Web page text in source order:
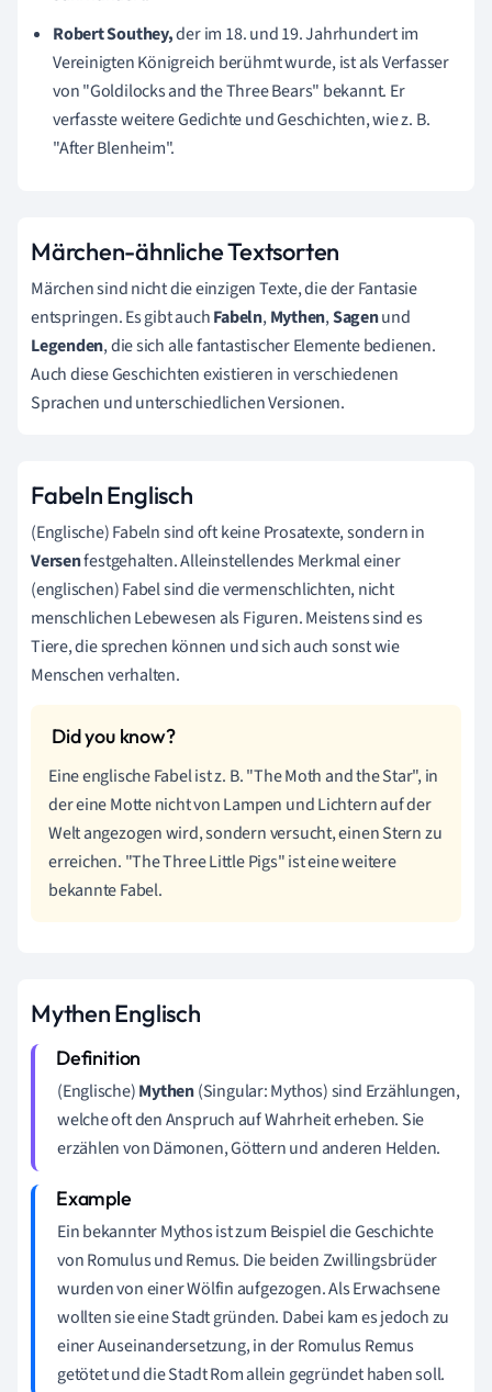
Robert Southey,der im 18. und 19. Jahrhundert im
Vereinigten Königreich berühmt wurde, ist als Verfasser
von "Goldilocks and the Three Bears" bekannt. Er
verfasste weitere Gedichte und Geschichten, wie z. B.
"After Blenheim".
Märchen-ähnliche Textsorten
Märchen sind nicht die einzigen Texte, die der Fantasie
entspringen. Es gibt auchFabeln,Mythen,Sagenund
Legenden, die sich alle fantastischer Elemente bedienen.
Auch diese Geschichten existieren in verschiedenen
Sprachen und unterschiedlichen Versionen.
Fabeln Englisch
(Englische) Fabeln sind oft keine Prosatexte, sondern in
Versenfestgehalten. Alleinstellendes Merkmal einer
(englischen) Fabel sind die vermenschlichten, nicht
menschlichen Lebewesen als Figuren. Meistens sind es
Tiere, die sprechen können und sich auch sonst wie
Menschen verhalten.
Eine englische Fabel ist z. B. "The Moth and the Star", in
der eine Motte nicht von Lampen und Lichtern auf der
Welt angezogen wird, sondern versucht, einen Stern zu
erreichen. "The Three Little Pigs" ist eine weitere
bekannte Fabel.
Mythen Englisch
(Englische)Mythen(Singular: Mythos) sind Erzählungen,
welche oft den Anspruch auf Wahrheit erheben. Sie
erzählen von Dämonen, Göttern und anderen Helden.
Ein bekannter Mythos ist zum Beispiel die Geschichte
von Romulus und Remus. Die beiden Zwillingsbrüder
wurden von einer Wölfin aufgezogen. Als Erwachsene
wollten sie eine Stadt gründen. Dabei kam es jedoch zu
einer Auseinandersetzung, in der Romulus Remus
getötet und die Stadt Rom allein gegründet haben soll.